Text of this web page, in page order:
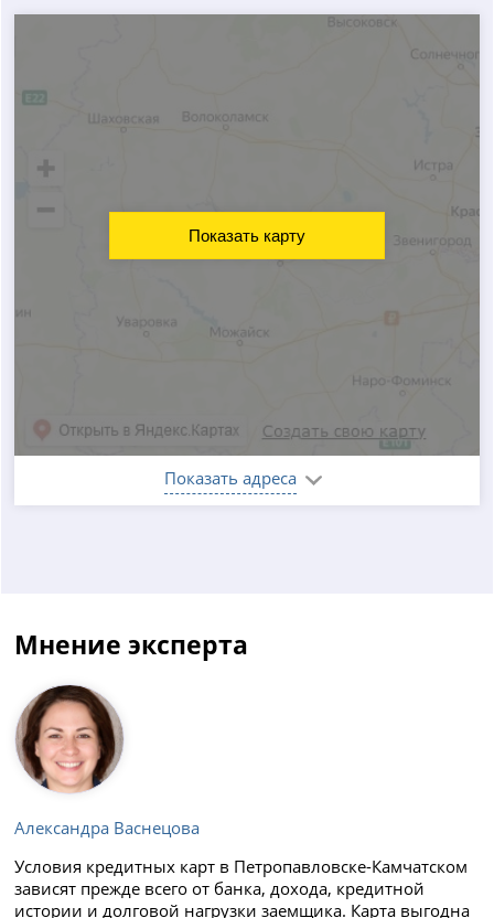
Показать адреса
Показать карту
Мнение эксперта
Александра Васнецова
Условия кредитных карт в Петропавловске-Камчатском
зависят прежде всего от банка, дохода, кредитной
истории и долговой нагрузки заемщика. Карта выгодна